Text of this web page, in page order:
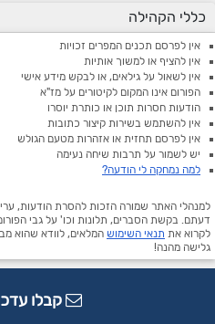
כללי הקהילה
אין לפרסם תכנים המפרים זכויות
אין להציף או למשוך אותיות
אין לשאול על גילאים, או לבקש מידע אישי
הפורום אינו המקום לקיטורים על מז"א
הודעות חסרות תוכן או כותרת יוסרו
אין להשתמש בשירות קיצור כתובות
אין לפרסם תחזית או אזהרות מטעם הגולש
יש לשמור על תרבות שיחה נעימה
למה נמחקה לי הודעה?
למנהלי האתר שמורה הזכות להסרת הודעות,
דעתם. בקשת הסברים, תלונות וכו' על גבי
לקרוא את תנאי השימוש המלאים, לוודא שהוא
גלישה מהנה!
קבלו